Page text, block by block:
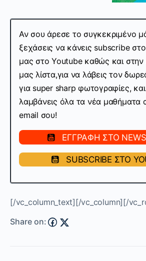
Αν σου άρεσε το συγκεκριμένο
ξεχάσεις να κάνεις subscribe
μας στο Youtube καθώς και στην
μας λίστα,για να λάβεις τον
για super sharp φωτογραφίες,
λαμβάνεις όλα τα νέα μαθήματα
email σου!
ΕΓΓΡΑΦΗ ΣΤΟ
SUBSCRIBE ΣΤΟ
[/vc_column_text][/vc_column][/
Share on: